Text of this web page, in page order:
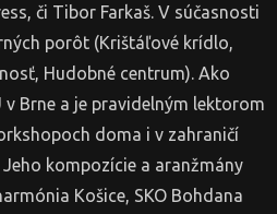
či Tibor Farkaš. V súčasnosti
porôt (Krištáľové krídlo,
Hudobné centrum). Ako
Brne a je pravidelným lektorom
doma i v zahraničí
Jeho kompozície a aranžmány
Košice, SKO Bohdana